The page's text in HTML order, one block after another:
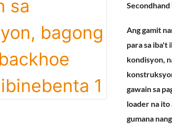
Secondhand
Ang gamit
para sa iba't
kondisyon,
gawain sa
loader na
gumana